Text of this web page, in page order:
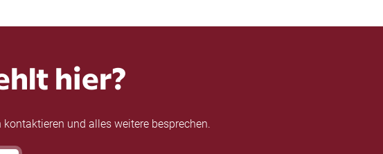
hier?
und alles weitere besprechen.